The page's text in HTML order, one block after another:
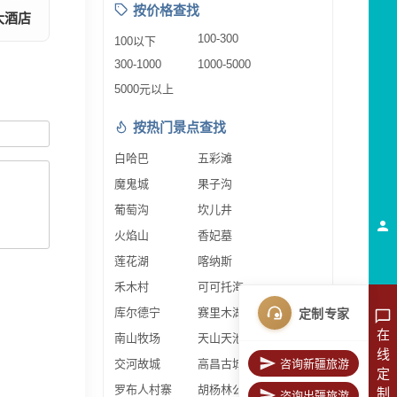
酒店
按价格查找
100以下
100-300
300-1000
1000-5000
5000元以上
按热门景点查找
白哈巴
五彩滩
魔鬼城
果子沟
葡萄沟
坎儿井
火焰山
香妃墓
莲花湖
喀纳斯
禾木村
可可托海
库尔德宁
赛里木湖
南山牧场
天山天池
交河故城
高昌古城
罗布人村寨
胡杨林公园
在
线
定
制
定制专家
咨询新疆旅游